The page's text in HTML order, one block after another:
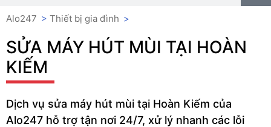
Alo247 > Thiết bị gia đình >
SỬA MÁY HÚT MÙI TẠI HOÀN
KIẾM
Dịch vụ sửa máy hút mùi tại Hoàn Kiếm của
Alo247 hỗ trợ tận nơi 24/7, xử lý nhanh các lỗi